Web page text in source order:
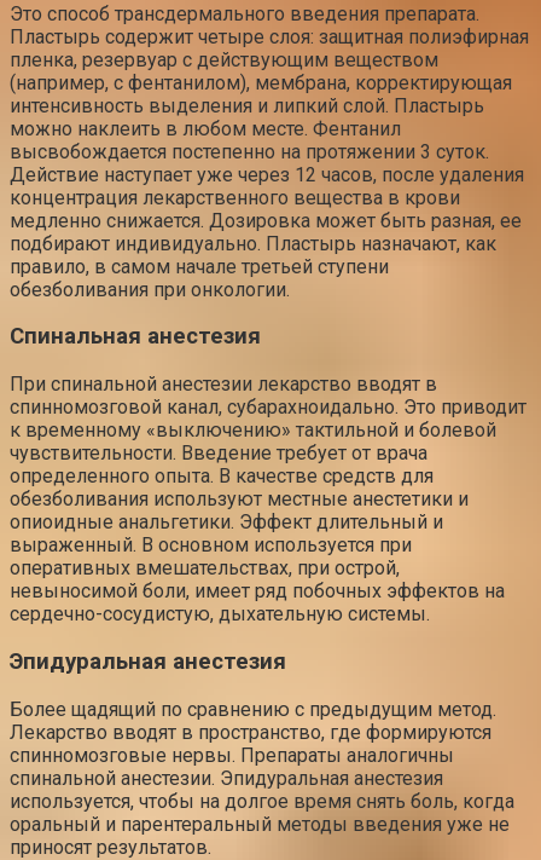
Это способ трансдермального введения препарата.
Пластырь содержит четыре слоя: защитная полиэфирная
пленка, резервуар с действующим веществом
(например, с фентанилом), мембрана, корректирующая
интенсивность выделения и липкий слой. Пластырь
можно наклеить в любом месте. Фентанил
высвобождается постепенно на протяжении 3 суток.
Действие наступает уже через 12 часов, после удаления
концентрация лекарственного вещества в крови
медленно снижается. Дозировка может быть разная, ее
подбирают индивидуально. Пластырь назначают, как
правило, в самом начале третьей ступени
обезболивания при онкологии.
Спинальная анестезия
При спинальной анестезии лекарство вводят в
спинномозговой канал, субарахноидально. Это приводит
к временному «выключению» тактильной и болевой
чувствительности. Введение требует от врача
определенного опыта. В качестве средств для
обезболивания используют местные анестетики и
опиоидные анальгетики. Эффект длительный и
выраженный. В основном используется при
оперативных вмешательствах, при острой,
невыносимой боли, имеет ряд побочных эффектов на
сердечно-сосудистую, дыхательную системы.
Эпидуральная анестезия
Более щадящий по сравнению с предыдущим метод.
Лекарство вводят в пространство, где формируются
спинномозговые нервы. Препараты аналогичны
спинальной анестезии. Эпидуральная анестезия
используется, чтобы на долгое время снять боль, когда
оральный и парентеральный методы введения уже не
приносят результатов.